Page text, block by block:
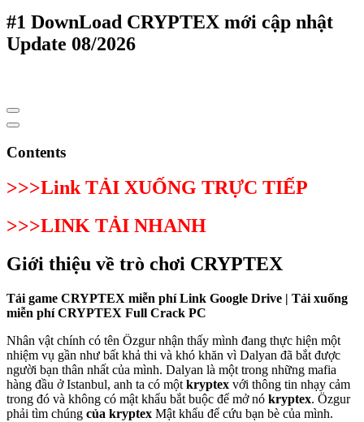
#1 DownLoad CRYPTEX mới cập nhật
Update 08/2026
Contents
>>>Link TẢI XUỐNG TRỰC TIẾP
>>>LINK TẢI NHANH
Giới thiệu về trò chơi CRYPTEX
Tải game CRYPTEX miễn phí Link Google Drive | Tải xuống
miễn phí CRYPTEX Full Crack PC
Nhân vật chính có tên Özgur nhận thấy mình đang thực hiện một
nhiệm vụ gần như bất khả thi và khó khăn vì Dalyan đã bắt được
người bạn thân nhất của mình. Dalyan là một trong những mafia
hàng đầu ở Istanbul, anh ta có một kryptex với thông tin nhạy cảm
trong đó và không có mật khẩu bắt buộc để mở nó kryptex. Özgur
phải tìm chúng của kryptex Mật khẩu để cứu bạn bè của mình.